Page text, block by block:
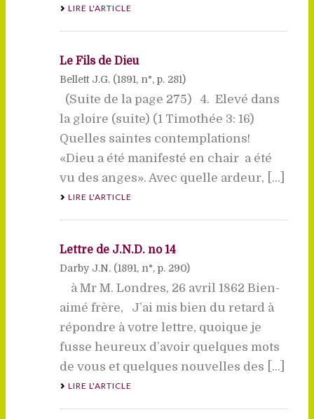
LIRE L'ARTICLE
Le Fils de Dieu
Bellett J.G. (1891, n°, p. 281)
(Suite de la page 275) 4. Elevé dans
la gloire (suite) (1 Timothée 3: 16)
Quelles saintes contemplations!
«Dieu a été manifesté en chair  a été
vu des anges». Avec quelle ardeur, [...]
LIRE L'ARTICLE
Lettre de J.N.D. no 14
Darby J.N. (1891, n°, p. 290)
à Mr M. Londres, 26 avril 1862 Bien-
aimé frère, J’ai mis bien du retard à
répondre à votre lettre, quoique je
fusse heureux d’avoir quelques mots
de vous et quelques nouvelles des [...]
LIRE L'ARTICLE